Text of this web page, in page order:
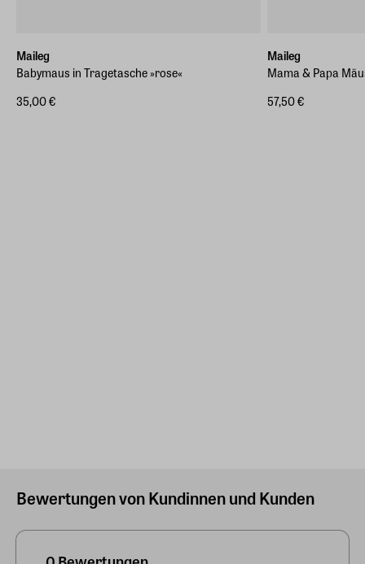
Maileg
Babymaus in Tragetasche »rose«
35,00 €
Maileg
Mama & Papa
57,50 €
Bewertungen von Kundinnen und Kunden